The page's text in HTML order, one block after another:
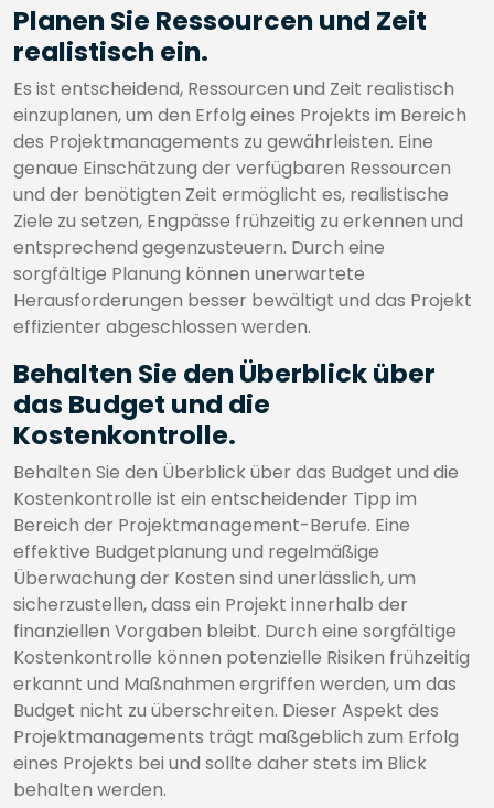
Planen Sie Ressourcen und Zeit
realistisch ein.
Es ist entscheidend, Ressourcen und Zeit realistisch
einzuplanen, um den Erfolg eines Projekts im Bereich
des Projektmanagements zu gewährleisten. Eine
genaue Einschätzung der verfügbaren Ressourcen
und der benötigten Zeit ermöglicht es, realistische
Ziele zu setzen, Engpässe frühzeitig zu erkennen und
entsprechend gegenzusteuern. Durch eine
sorgfältige Planung können unerwartete
Herausforderungen besser bewältigt und das Projekt
effizienter abgeschlossen werden.
Behalten Sie den Überblick über
das Budget und die
Kostenkontrolle.
Behalten Sie den Überblick über das Budget und die
Kostenkontrolle ist ein entscheidender Tipp im
Bereich der Projektmanagement-Berufe. Eine
effektive Budgetplanung und regelmäßige
Überwachung der Kosten sind unerlässlich, um
sicherzustellen, dass ein Projekt innerhalb der
finanziellen Vorgaben bleibt. Durch eine sorgfältige
Kostenkontrolle können potenzielle Risiken frühzeitig
erkannt und Maßnahmen ergriffen werden, um das
Budget nicht zu überschreiten. Dieser Aspekt des
Projektmanagements trägt maßgeblich zum Erfolg
eines Projekts bei und sollte daher stets im Blick
behalten werden.